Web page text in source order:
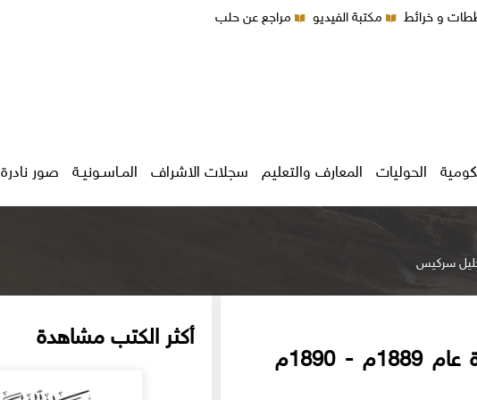
و خرائط مكتبة الفيديو مراجع عن حلب
الحوليات المعارف والتعليم سجلات الاشراف المـاسـونيـة صور نادرة
جريدة لسان الحال البيروتية - السنة الثالثة عشرة عام 1889م - 1890م
أكثر الكتب مشاهدة